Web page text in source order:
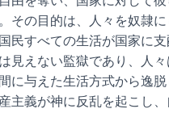
その目的は、人々を奴隷
民すべての生活が国家に支
見えない監獄であり、人
に与えた生活方式から逸脱
主義が神に反乱を起こし